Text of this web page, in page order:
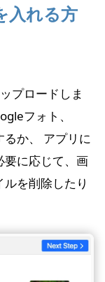
入れる方
プロードしま
フォト、
か、 アプリに
要に応じて、画
を削除したり